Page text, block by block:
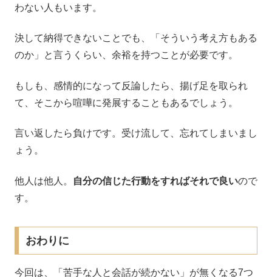
わない人もいます。
決して納得できないことでも、「そういう考え方もある
のか」と言うくらい、余裕を持つことが必要です。
もしも、感情的になって反論したら、揚げ足を取られ
て、そこから喧嘩に発展することもあるでしょう。
言い返したら負けです。受け流して、忘れてしまいまし
ょう。
他人は他人。 自分の信じた行動をすればそれで良いので
す。
おわりに
今回は、「苦手な人と会話が続かない」が無くなる7つ